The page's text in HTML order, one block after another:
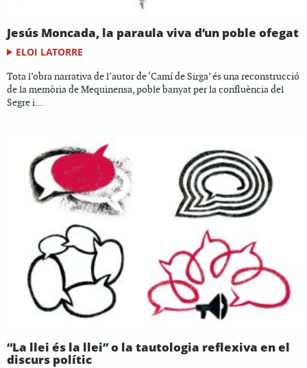
Jesús Moncada, la paraula viva d’un poble ofegat
ELOI LATORRE
Tota l’obra narrativa de l’autor de ‘Camí de Sirga’ és una reconstrucció
de la memòria de Mequinensa, poble banyat per la confluència del
Segre i...
“La llei és la llei” o la tautologia reflexiva en el
discurs polític